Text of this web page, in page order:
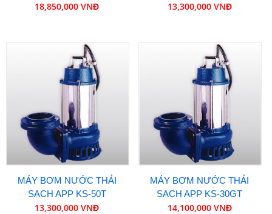
18,850,000 VNĐ 13,300,000 VNĐ
MÁY BƠM NƯỚC THẢI
SẠCH APP KS-50T
13,300,000 VNĐ
MÁY BƠM NƯỚC THẢI
SẠCH APP KS-30GT
14,100,000 VNĐ